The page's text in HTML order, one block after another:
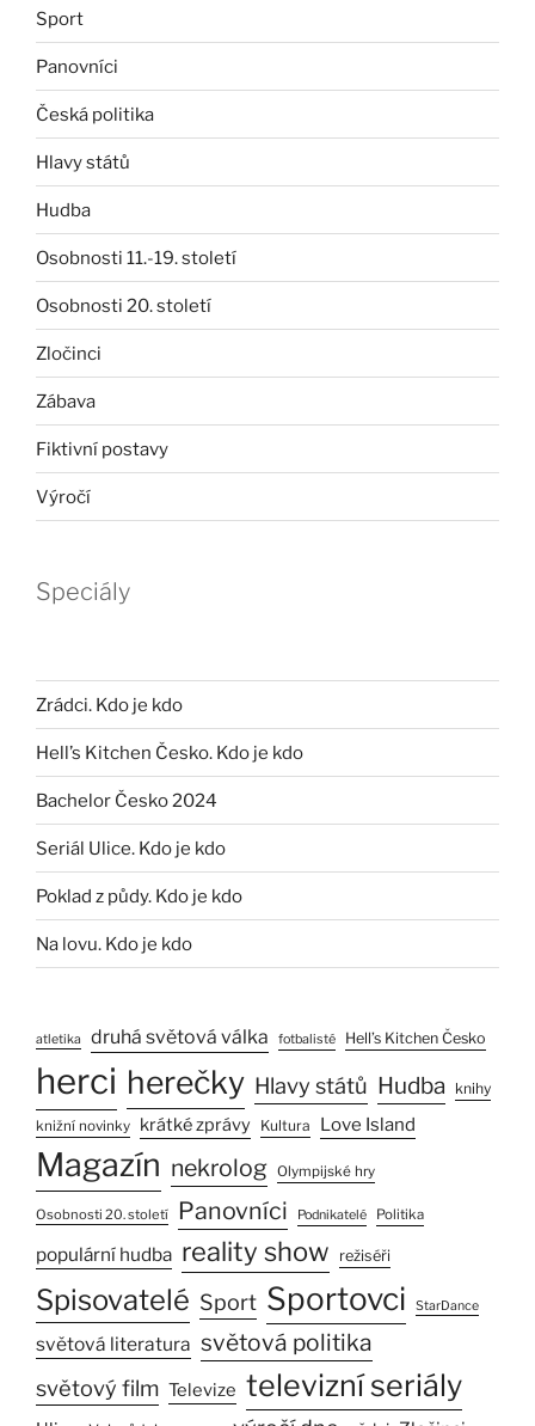
Sport
Panovníci
Česká politika
Hlavy států
Hudba
Osobnosti 11.-19. století
Osobnosti 20. století
Zločinci
Zábava
Fiktivní postavy
Výročí
Speciály
Zrádci. Kdo je kdo
Hell’s Kitchen Česko. Kdo je kdo
Bachelor Česko 2024
Seriál Ulice. Kdo je kdo
Poklad z půdy. Kdo je kdo
Na lovu. Kdo je kdo
atletika druhá světová válka fotbalisté Hell’s Kitchen Česko
herci herečky Hlavy států Hudba knihy
knižní novinky krátké zprávy Kultura Love Island
Magazín nekrolog Olympijské hry
Osobnosti 20. století Panovníci Podnikatelé Politika
populární hudba reality show režiséři
Spisovatelé Sport Sportovci StarDance
světová literatura světová politika
světový film Televize televizní seriály